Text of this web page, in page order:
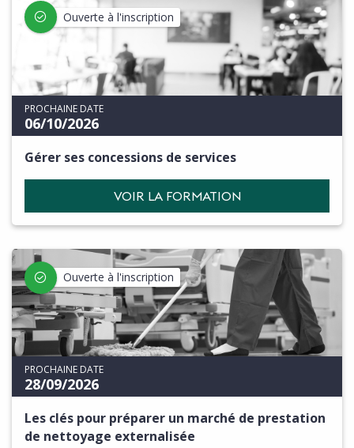
Ouverte à l'inscription
PROCHAINE DATE
06/10/2026
Gérer ses concessions de services
VOIR LA FORMATION
Ouverte à l'inscription
PROCHAINE DATE
28/09/2026
Les clés pour préparer un marché de prestation
de nettoyage externalisée